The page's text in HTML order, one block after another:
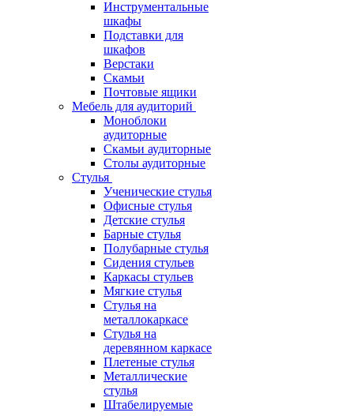
Инструментальные
шкафы
Подставки для
шкафов
Верстаки
Скамьи
Почтовые ящики
Мебель для аудиторий
Моноблоки
аудиторные
Скамьи аудиторные
Столы аудиторные
Стулья
Ученические стулья
Офисные стулья
Детские стулья
Барные стулья
Полубарные стулья
Сидения стульев
Каркасы стульев
Мягкие стулья
Стулья на
металлокаркасе
Стулья на
деревянном каркасе
Плетеные стулья
Металлические
стулья
Штабелируемые